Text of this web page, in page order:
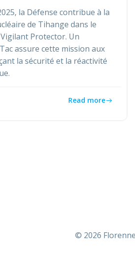
la Défense contribue à la
de Tihange dans le
Protector. Un
assure cette mission aux
la sécurité et la réactivité
Read more
© 2026